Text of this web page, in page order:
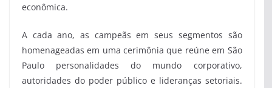
econômica.
A cada ano, as campeãs em seus segmentos são
homenageadas em uma cerimônia que reúne em São
Paulo personalidades do mundo corporativo,
autoridades do poder público e lideranças setoriais.